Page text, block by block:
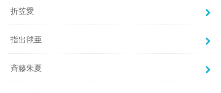
折笠愛
指出毬亜
斉藤朱夏